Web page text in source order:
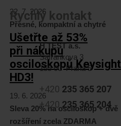
22. 7. 2026
Přesné, kompaktní a chytré
Ušetřte až 53%
při nákupu
osciloskopů Keysight
HD3!
19. 6. 2026
Sleva 20% na osciloskop + dvě
rozšíření zcela ZDARMA
Rychlý kontakt
H TEST a.s.
Šafránkova 3
155 00 Praha 5
+420 235 365 207
+420 235 365 204